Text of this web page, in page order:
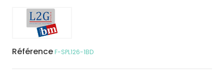
Référence F-SPL126-1BD